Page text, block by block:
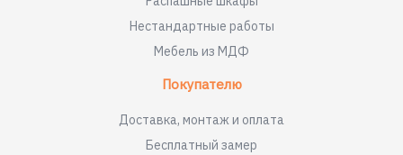
Нестандартные работы
Мебель из МДФ
Покупателю
Доставка, монтаж и оплата
Бесплатный замер